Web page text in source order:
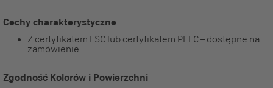
Cechy charakterystyczne
Z certyfikatem FSC lub certyfikatem PEFC – dostępne na
zamówienie.
Zgodność Kolorów i Powierzchni